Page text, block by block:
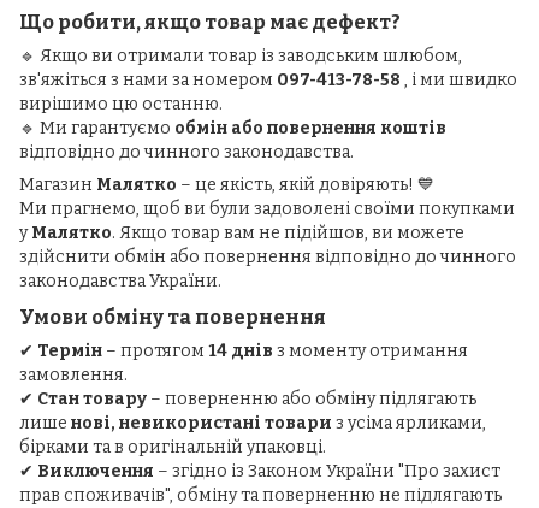
Що робити, якщо товар має дефект?
🔹 Якщо ви отримали товар із заводським шлюбом,
зв'яжіться з нами за номером 097-413-78-58 , і ми швидко
вирішимо цю останню.
🔹 Ми гарантуємо обмін або повернення коштів
відповідно до чинного законодавства.
Магазин Малятко – це якість, якій довіряють! 💙
Ми прагнемо, щоб ви були задоволені своїми покупками
уМалятко. Якщо товар вам не підійшов, ви можете
здійснити обмін або повернення відповідно до чинного
законодавства України.
Умови обміну та повернення
✔ Термін – протягом 14 днів з моменту отримання
замовлення.
✔ Стан товару – поверненню або обміну підлягають
лише нові, невикористані товари з усіма ярликами,
бірками та в оригінальній упаковці.
✔ Виключення – згідно із Законом України "Про захист
прав споживачів", обміну та поверненню не підлягають